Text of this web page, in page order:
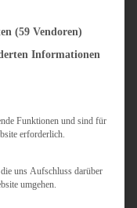
CHUTNEYS
(59 Vendoren)
Informationen
Einwilligung erteilt werden
Funktionen und sind für
erforderlich.
uns Aufschluss darüber
umgehen.